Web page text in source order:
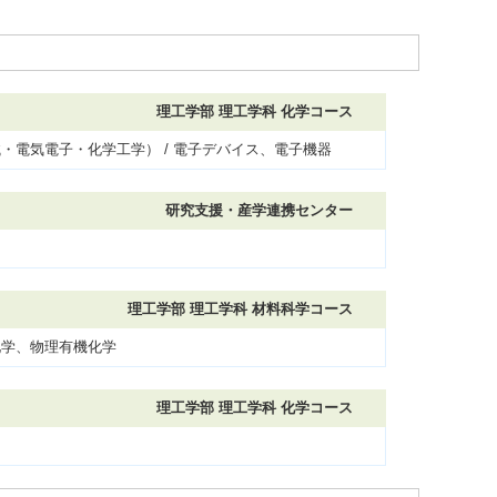
理工学部 理工学科 化学コース
電気電子・化学工学） / 電子デバイス、電子機器
研究支援・産学連携センター
理工学部 理工学科 材料科学コース
、物理有機化学
理工学部 理工学科 化学コース